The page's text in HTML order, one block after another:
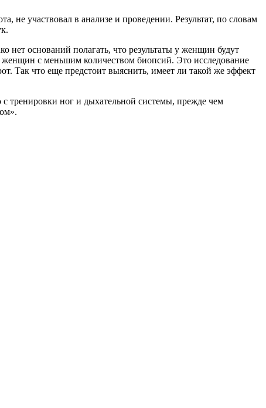
участвовал в анализе и проведении. Результат, по словам
оснований полагать, что результаты у женщин будут
женщин с меньшим количеством биопсий. Это исследование
Так что еще предстоит выяснить, имеет ли такой же эффект
тренировки ног и дыхательной системы, прежде чем